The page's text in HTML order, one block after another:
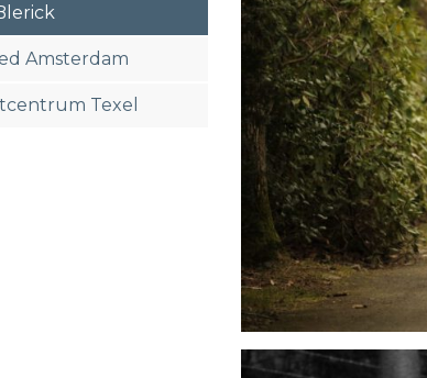
Amsterdam
Texel